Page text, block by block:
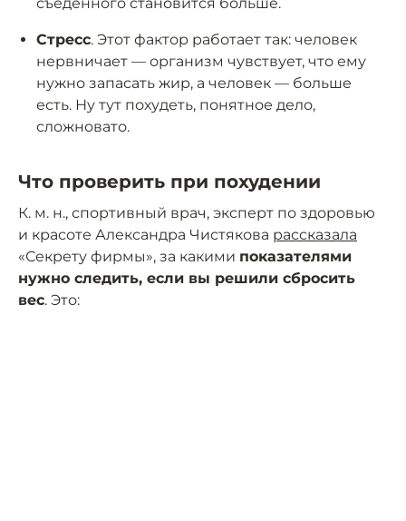
съеденного становится больше.
Стресс. Этот фактор работает так: человек
нервничает — организм чувствует, что ему
нужно запасать жир, а человек — больше
есть. Ну тут похудеть, понятное дело,
сложновато.
Что проверить при похудении
К. м. н., спортивный врач, эксперт по здоровью
и красоте Александра Чистякова рассказала
«Секрету фирмы», за какими показателями
нужно следить, если вы решили сбросить
вес. Это: